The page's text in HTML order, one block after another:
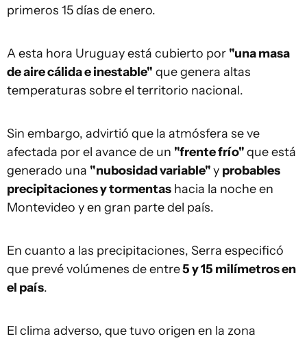
primeros 15 días de enero.
A esta hora Uruguay está cubierto por "una masa
de aire cálida e inestable" que genera altas
temperaturas sobre el territorio nacional.
Sin embargo, advirtió que la atmósfera se ve
afectada por el avance de un "frente frío"que está
generado una "nubosidad variable"y probables
precipitaciones y tormentas hacia la noche en
Montevideo y en gran parte del país.
En cuanto a las precipitaciones, Serra especificó
que prevé volúmenes de entre5 y 15 milímetros en
el país.
El clima adverso, que tuvo origen en la zona